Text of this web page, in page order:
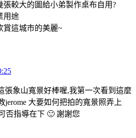
張較大的圖給小弟製作桌布自用?
用途
賞這城市的美麗~
張象山寬景好棒喔,我第一次看到這麼
jerome 大要如何把拍的寬景照弄上
否指導在下 🙂 謝謝您